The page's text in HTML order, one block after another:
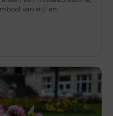
van stijl en